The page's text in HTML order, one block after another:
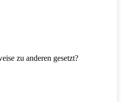
zu anderen gesetzt?